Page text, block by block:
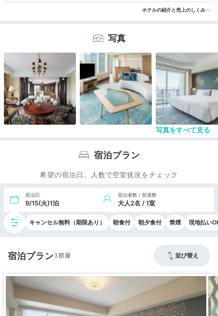
ソファーに座るとタワーが見えるので、ただただ眺
めて休養出来ました！
朝食ブッフェは東京プリンスと同じような内容です
が３３階からの眺めが素晴らしかったです。東京タ
ワー側の窓際に座れて嬉しかったです。
空港からのバス便が再開するといいですね。
また泊まりたいホテルです！
アクセス 3.0 コスパ 3.5 客室 5.0 接客対応 3.5 風呂 5.0
ホテルの紹介と売上のしくみ
写真
写真をすべて見る
宿泊プラン
希望の宿泊日、人数で空室状況をチェック
宿泊日
9/15(火)1泊
宿泊者数 / 部屋数
大人2名 / 1室
キャンセル無料（期限あり） 朝食付 朝夕食付 禁煙 現地払い
宿泊プラン3 並び替え